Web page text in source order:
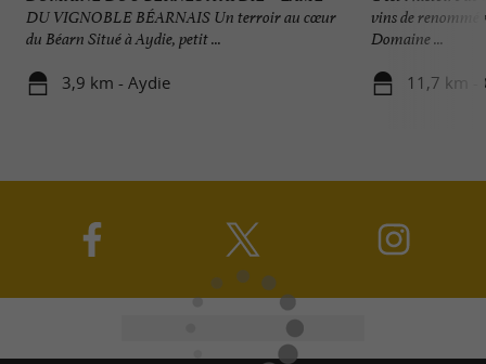
DU VIGNOBLE BÉARNAIS Un terroir au cœur
du Béarn Situé à Aydie, petit ...
3,9 km - Aydie
vins de renommé
Domaine ...
11,7 km -